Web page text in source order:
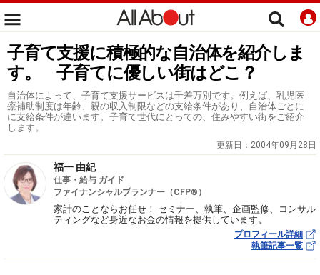
子育て支援に積極的な自治体を紹介しま
す。 子育てに優しい街はどこ？
自治体によって、子育て支援サービスは千差万別です。例えば、乳児医
療補助制度は年齢、親の収入制限などの支給条件があり、自治体ごとに
に支給条件が違います。子育て世代にとっての、住みやすい街をご紹介
します。
更新日： 2004年09月28日
福一 由紀
仕事・給与 ガイド
ファイナンシャルプランナー（CFP®）
家計のことならお任せ！ セミナー、執筆、企画監修、コンサル
ティングなど身近なお金の情報を提供しています。
プロフィール詳細
執筆記事一覧